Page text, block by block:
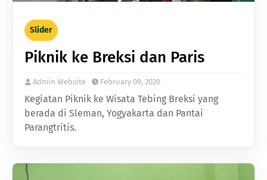
Slider
Piknik ke Breksi dan Paris
Admin Website February 09, 2020
Kegiatan Piknik ke Wisata Tebing Breksi yang
berada di Sleman, Yogyakarta dan Pantai
Parangtritis.